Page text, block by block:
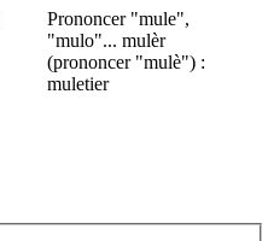
Prononcer "mule",
"mulo"... mulèr
(prononcer "mulè") :
muletier